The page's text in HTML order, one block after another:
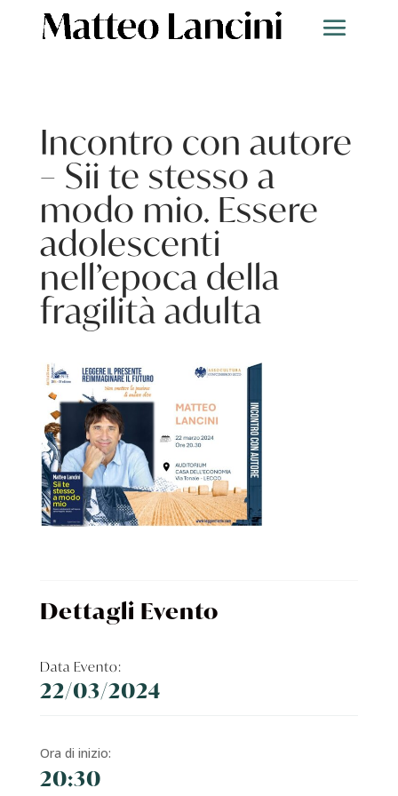
Incontro con autore
– Sii te stesso a
modo mio. Essere
adolescenti
nell’epoca della
fragilità adulta
Dettagli Evento
Data Evento:
22/03/2024
Ora di inizio:
20:30